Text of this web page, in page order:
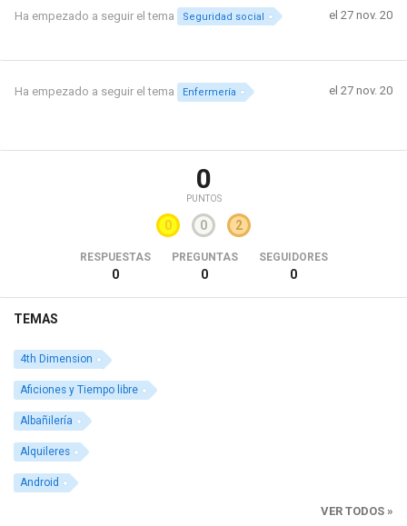
Ha empezado a seguir el tema Seguridad social el 27 nov. 20
Ha empezado a seguir el tema Enfermería el 27 nov. 20
0
PUNTOS
0 0 2
RESPUESTAS
0
PREGUNTAS
0
SEGUIDORES
0
TEMAS
4th Dimension
Aficiones y Tiempo libre
Albañilería
Alquileres
Android
VER TODOS »